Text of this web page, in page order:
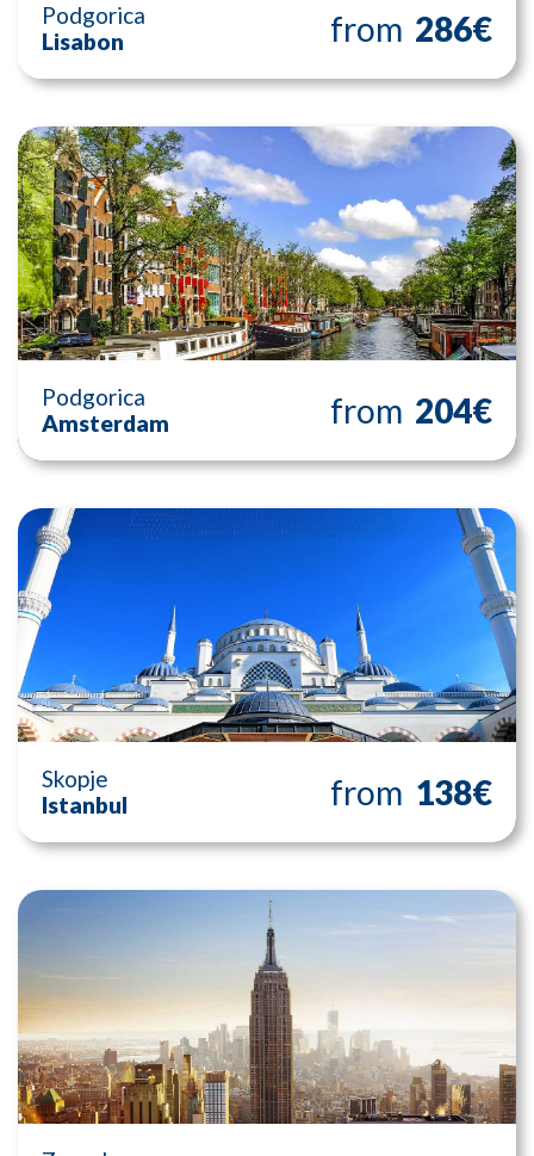
Podgorica
Lisabon
from 286€
Podgorica
Amsterdam
from 204€
Skopje
Istanbul
from 138€